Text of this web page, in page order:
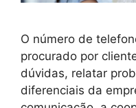
O número de
procurado por
dúvidas, relatar
diferenciais da